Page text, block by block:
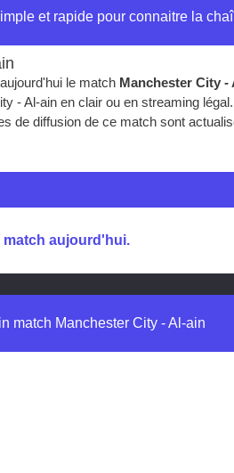
et rapide pour connaitre la
le match Manchester City -
- Al-ain en clair ou en streaming
de diffusion de ce match sont
match aujourd'hui.
match Manchester City - Al-ain